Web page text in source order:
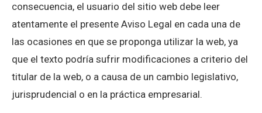
consecuencia, el usuario del sitio web debe leer
atentamente el presente Aviso Legal en cada una de
las ocasiones en que se proponga utilizar la web, ya
que el texto podría sufrir modificaciones a criterio del
titular de la web, o a causa de un cambio legislativo,
jurisprudencial o en la práctica empresarial.